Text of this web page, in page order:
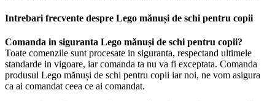
Intrebari frecvente despre Lego mănuși de schi pentru copii
Comanda in siguranta Lego mănuși de schi pentru copii?
Toate comenzile sunt procesate in siguranta, respectand ultimele
standarde in vigoare, iar comanda ta nu va fi exceptata. Comanda
produsul Lego mănuși de schi pentru copii iar noi, ne vom asigura
ca ai comandat ceea ce ai comandat.